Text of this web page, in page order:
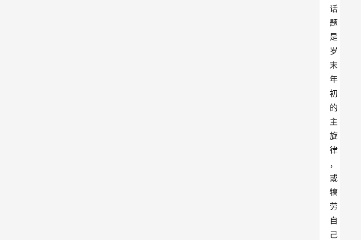
话
题
是
岁
末
年
初
的
主
旋
律
，
或
犒
劳
自
己